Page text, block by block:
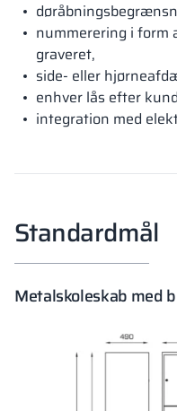
nummerering i form
graveret,
side- eller
enhver lås efter
integration med
Standardmål
Metalskoleskab med